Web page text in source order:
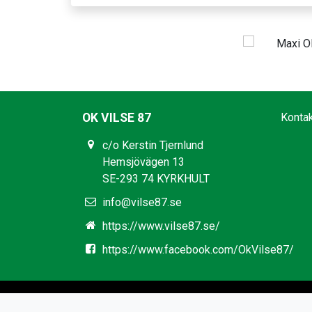
OK VILSE 87
c/o Kerstin Tjernlund
Hemsjövägen 13
SE-293 74 KYRKHULT
info@vilse87.se
https://www.vilse87.se/
https://www.facebook.com/OkVilse87/